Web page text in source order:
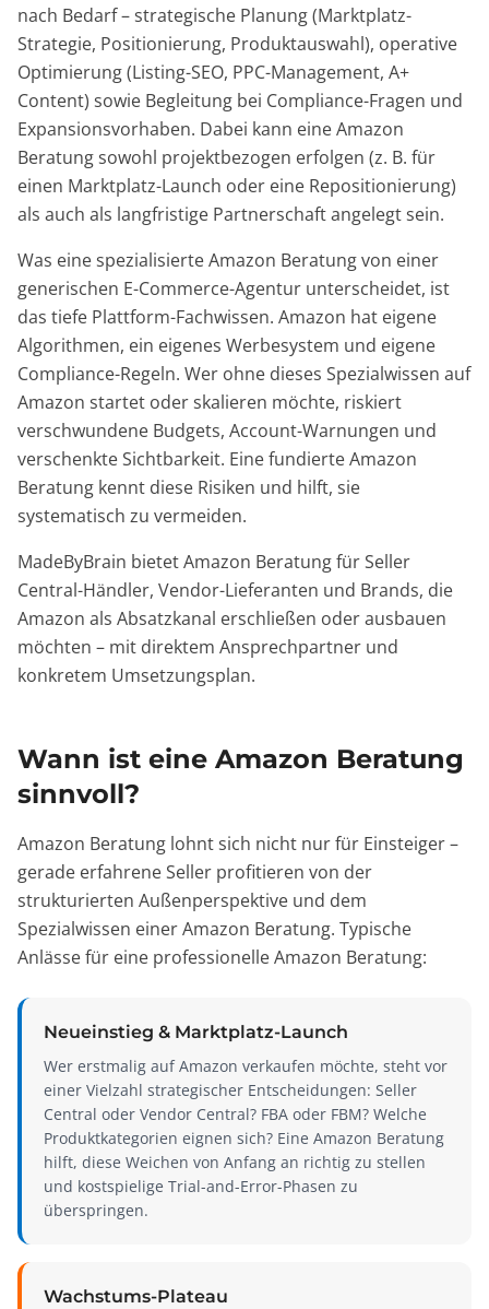
nach Bedarf – strategische Planung (Marktplatz-
Strategie, Positionierung, Produktauswahl), operative
Optimierung (Listing-SEO, PPC-Management, A+
Content) sowie Begleitung bei Compliance-Fragen und
Expansionsvorhaben. Dabei kann eine Amazon
Beratung sowohl projektbezogen erfolgen (z. B. für
einen Marktplatz-Launch oder eine Repositionierung)
als auch als langfristige Partnerschaft angelegt sein.
Was eine spezialisierte Amazon Beratung von einer
generischen E-Commerce-Agentur unterscheidet, ist
das tiefe Plattform-Fachwissen. Amazon hat eigene
Algorithmen, ein eigenes Werbesystem und eigene
Compliance-Regeln. Wer ohne dieses Spezialwissen auf
Amazon startet oder skalieren möchte, riskiert
verschwundene Budgets, Account-Warnungen und
verschenkte Sichtbarkeit. Eine fundierte Amazon
Beratung kennt diese Risiken und hilft, sie
systematisch zu vermeiden.
MadeByBrain bietet Amazon Beratung für Seller
Central-Händler, Vendor-Lieferanten und Brands, die
Amazon als Absatzkanal erschließen oder ausbauen
möchten – mit direktem Ansprechpartner und
konkretem Umsetzungsplan.
Wann ist eine Amazon Beratung
sinnvoll?
Amazon Beratung lohnt sich nicht nur für Einsteiger –
gerade erfahrene Seller profitieren von der
strukturierten Außenperspektive und dem
Spezialwissen einer Amazon Beratung. Typische
Anlässe für eine professionelle Amazon Beratung:
Neueinstieg & Marktplatz-Launch
Wer erstmalig auf Amazon verkaufen möchte, steht vor
einer Vielzahl strategischer Entscheidungen: Seller
Central oder Vendor Central? FBA oder FBM? Welche
Produktkategorien eignen sich? Eine Amazon Beratung
hilft, diese Weichen von Anfang an richtig zu stellen
und kostspielige Trial-and-Error-Phasen zu
überspringen.
Wachstums-Plateau